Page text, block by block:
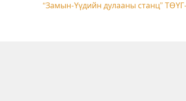
“Замын-Үүдийн дулааны станц”